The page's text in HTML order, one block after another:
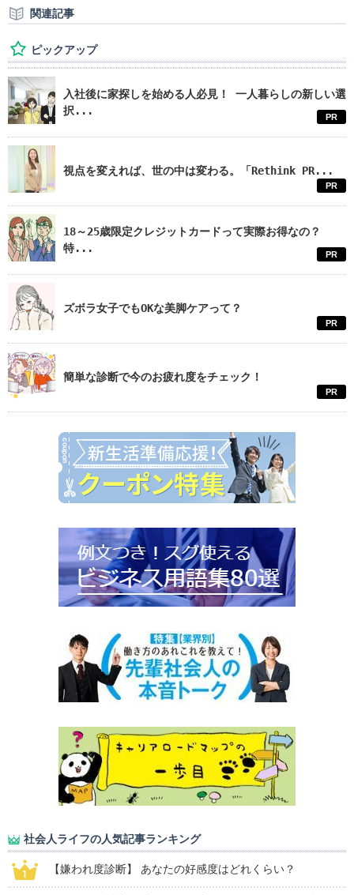
関連記事
ピックアップ
入社後に家探しを始める人必見！ 一人暮らしの新しい選
択...
PR
視点を変えれば、世の中は変わる。「Rethink PR...
PR
18～25歳限定クレジットカードって実際お得なの？
特...
PR
ズボラ女子でもOKな美脚ケアって？
PR
簡単な診断で今のお疲れ度をチェック！
PR
社会人ライフの人気記事ランキング
【嫌われ度診断】 あなたの好感度はどれくらい？